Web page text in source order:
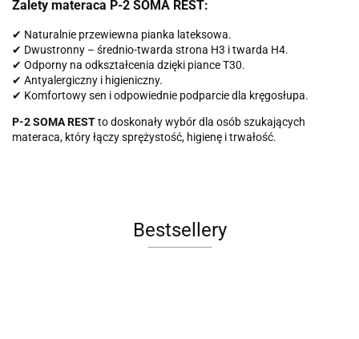
Zalety materaca P-2 SOMA REST:
✔ Naturalnie przewiewna pianka lateksowa.
✔ Dwustronny – średnio-twarda strona H3 i twarda H4.
✔ Odporny na odkształcenia dzięki piance T30.
✔ Antyalergiczny i higieniczny.
✔ Komfortowy sen i odpowiednie podparcie dla kręgosłupa.
P-2 SOMA RESTto doskonały wybór dla osób szukających
materaca, który łączy sprężystość, higienę i trwałość.
Bestsellery